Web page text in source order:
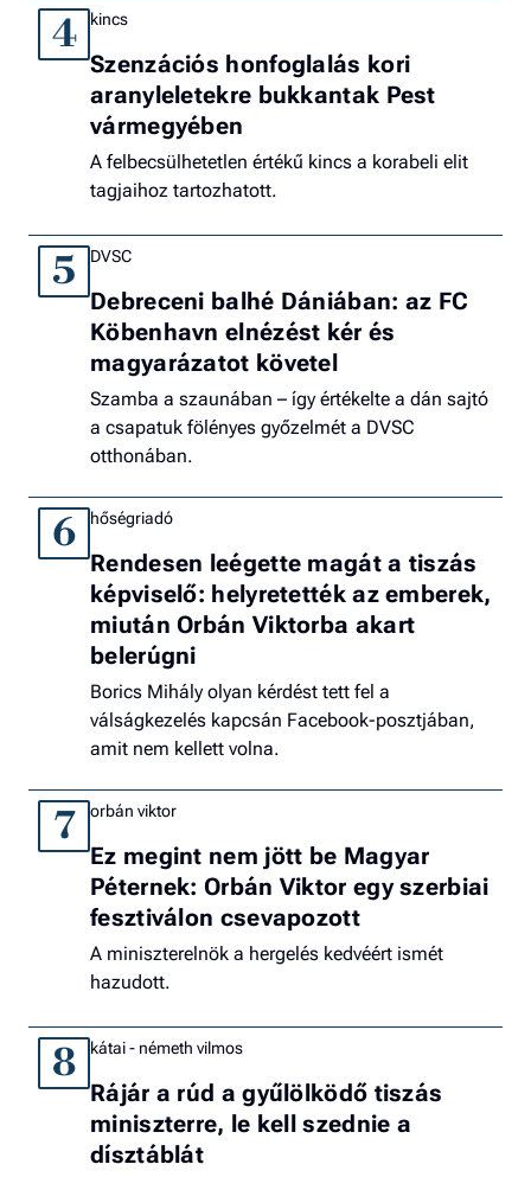
4 kincs
Szenzációs honfoglalás kori
aranyleletekre bukkantak Pest
vármegyében
A felbecsülhetetlen értékű kincs a korabeli elit
tagjaihoz tartozhatott.
5 DVSC
Debreceni balhé Dániában: az FC
Köbenhavn elnézést kér és
magyarázatot követel
Szamba a szaunában – így értékelte a dán sajtó
a csapatuk fölényes győzelmét a DVSC
otthonában.
6 hőségriadó
Rendesen leégette magát a tiszás
képviselő: helyretették az emberek,
miután Orbán Viktorba akart
belerúgni
Borics Mihály olyan kérdést tett fel a
válságkezelés kapcsán Facebook-posztjában,
amit nem kellett volna.
7 orbán viktor
Ez megint nem jött be Magyar
Péternek: Orbán Viktor egy szerbiai
fesztiválon csevapozott
A miniszterelnök a hergelés kedvéért ismét
hazudott.
8 kátai - németh vilmos
Rájár a rúd a gyűlölködő tiszás
miniszterre, le kell szednie a
dísztáblát